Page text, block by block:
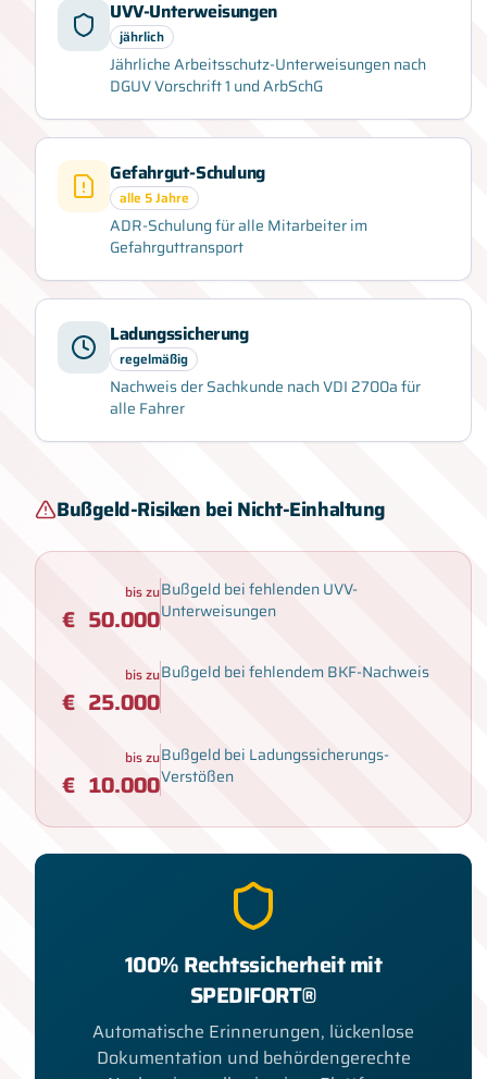
UVV-Unterweisungen
jährlich
Jährliche Arbeitsschutz-Unterweisungen nach
DGUV Vorschrift 1 und ArbSchG
Gefahrgut-Schulung
alle 5 Jahre
ADR-Schulung für alle Mitarbeiter im
Gefahrguttransport
Ladungssicherung
regelmäßig
Nachweis der Sachkunde nach VDI 2700a für
alle Fahrer
Bußgeld-Risiken bei Nicht-Einhaltung
bis zu
€ 50.000
Bußgeld bei fehlenden UVV-
Unterweisungen
bis zu
€ 25.000
Bußgeld bei fehlendem BKF-Nachweis
bis zu
€ 10.000
Bußgeld bei Ladungssicherungs-
Verstößen
100% Rechtssicherheit mit
SPEDIFORT®
Automatische Erinnerungen, lückenlose
Dokumentation und behördengerechte